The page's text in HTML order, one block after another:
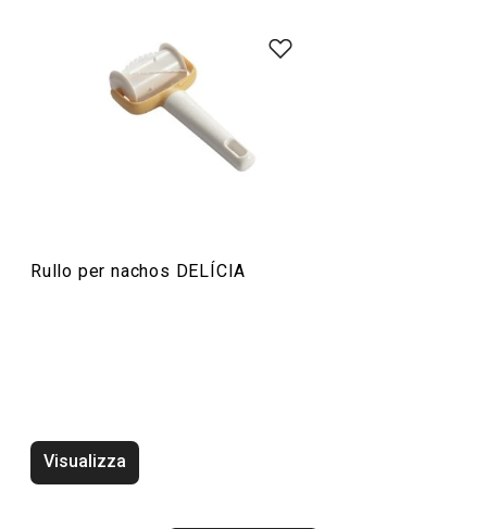
Cuocere in forno
Preparazione degli alimenti
Rullo per nachos DELÍCIA
Visualizza